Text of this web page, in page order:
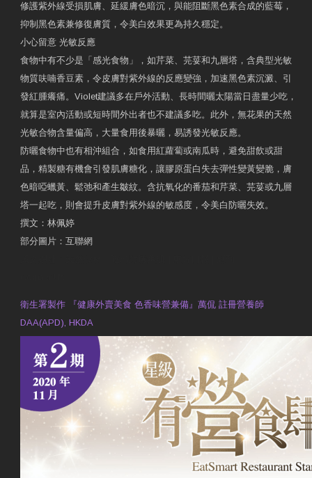
修護紫外線受損肌膚、延緩膚色暗沉，與能阻斷黑色素合成的藍莓，
抑制黑色素兼修復膚質，令美白效果更為持久穩定。
小心留意 光敏反應
食物中有不少是「感光食物」，如芹菜、芫荽和九層塔，含典型光敏
物質呋喃香豆素，令皮膚對紫外線的反應變強，加速黑色素沉澱、引
發紅腫癢痛。Violet建議多在戶外活動、長時間曬太陽當日盡量少吃，
就算是室內活動或短時間外出者也不建議多吃。此外，無花果的天然
光敏合物含量偏高，大量食用後暴曬，易誘發光敏反應。
防曬食物中也有相沖組合，如食用紅蘿蔔或南瓜時，避免甜飲或甜
品，精製糖有機會引發肌膚糖化，讓膠原蛋白失去彈性變黃變脆，膚
色暗啞蠟黃、鬆弛和產生皺紋。含抗氧化的番茄和芹菜、芫荽或九層
塔一起吃，則會提升皮膚對紫外線的敏感度，令美白防曬失效。
撰文：林佩婷
部分圖片：互聯網
衛生署製作 『健康外賣美食 色香味營兼備』萬侃 註冊營養師
DAA(APD), HKDA